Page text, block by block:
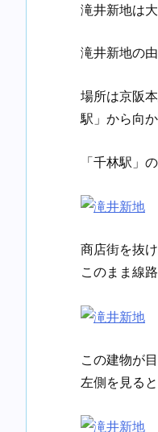
滝井新地は
滝井新地の
場所は京阪
駅」から向
「千林駅」
商店街を抜
このまま線
この建物が目
左側を見ると